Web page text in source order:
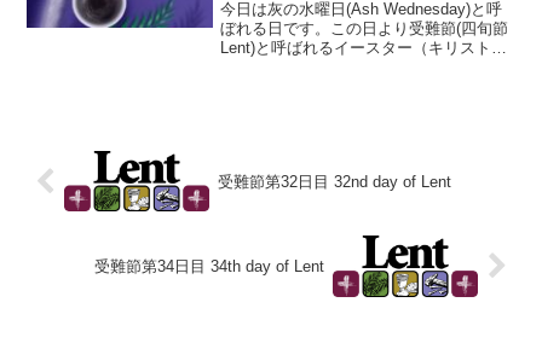
今日は灰の水曜日(Ash Wednesday)と呼
ぼれる日です。この日より受難節(四旬節
Lent)と呼ばれるイースター（キリスト・
受難節第32日目 32nd day of Lent
受難節第34日目 34th day of Lent